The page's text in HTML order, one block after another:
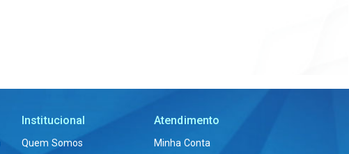
Institucional
Quem Somos
Atendimento
Minha Conta